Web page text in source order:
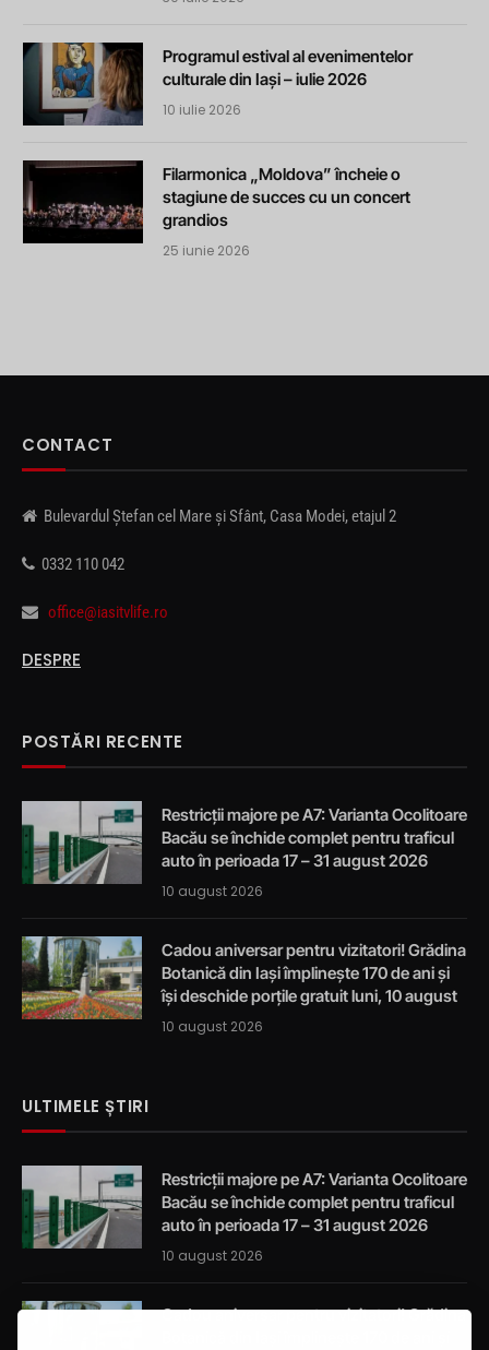
Programul estival al evenimentelor
culturale din Iași – iulie 2026
10 iulie 2026
Filarmonica „Moldova” încheie o
stagiune de succes cu un concert
grandios
25 iunie 2026
CONTACT
Bulevardul Ștefan cel Mare și Sfânt, Casa Modei, etajul 2
0332 110 042
office@iasitvlife.ro
DESPRE
POSTĂRI RECENTE
Restricții majore pe A7: Varianta Ocolitoare
Bacău se închide complet pentru traficul
auto în perioada 17 – 31 august 2026
10 august 2026
Cadou aniversar pentru vizitatori! Grădina
Botanică din Iași împlinește 170 de ani și
își deschide porțile gratuit luni, 10 august
10 august 2026
ULTIMELE ȘTIRI
Restricții majore pe A7: Varianta Ocolitoare
Bacău se închide complet pentru traficul
auto în perioada 17 – 31 august 2026
10 august 2026
Cadou aniversar pentru vizitatori! Grădina